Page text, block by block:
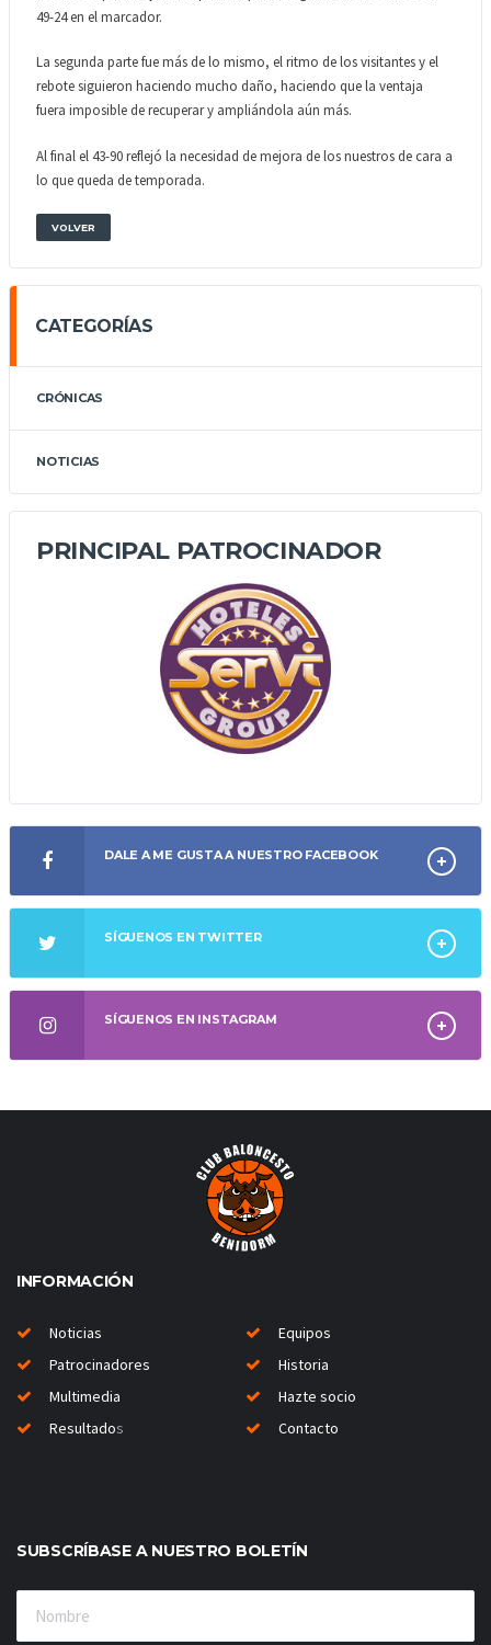
49-24 en el marcador.
La segunda parte fue más de lo mismo, el ritmo de los visitantes y el
rebote siguieron haciendo mucho daño, haciendo que la ventaja
fuera imposible de recuperar y ampliándola aún más.
Al final el 43-90 reflejó la necesidad de mejora de los nuestros de cara a
lo que queda de temporada.
VOLVER
CATEGORÍAS
CRÓNICAS
NOTICIAS
PRINCIPAL PATROCINADOR
DALE A ME GUSTA A NUESTRO FACEBOOK
SÍGUENOS EN TWITTER
SÍGUENOS EN INSTAGRAM
INFORMACIÓN
Noticias
Equipos
Patrocinadores
Historia
Multimedia
Hazte socio
Resultados Contacto
SUBSCRÍBASE A NUESTRO BOLETÍN